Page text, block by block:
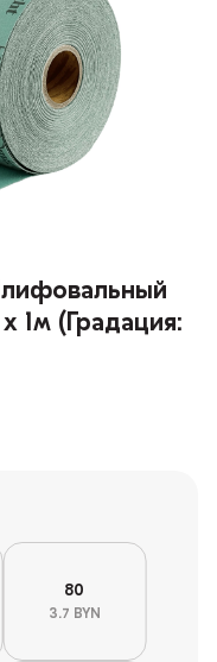
1м (Градация:
80
3.7 BYN